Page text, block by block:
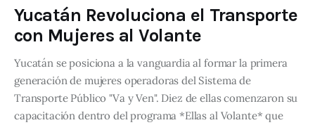
Yucatán Revoluciona el Transporte
con Mujeres al Volante
Yucatán se posiciona a la vanguardia al formar la primera
generación de mujeres operadoras del Sistema de
Transporte Público "Va y Ven". Diez de ellas comenzaron su
capacitación dentro del programa *Ellas al Volante* que